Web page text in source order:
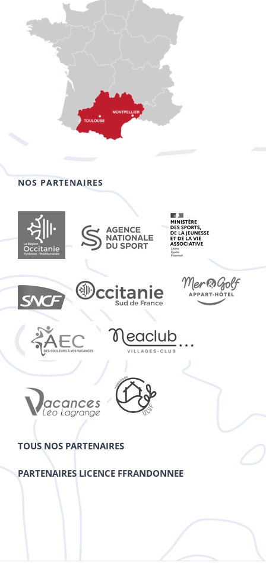
NOS PARTENAIRES
TOUS NOS PARTENAIRES
PARTENAIRES LICENCE FFRANDONNEE